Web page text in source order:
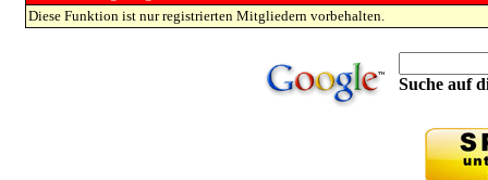
Diese Funktion ist nur registrierten Mitgliedern vorbehalten.
Suche auf